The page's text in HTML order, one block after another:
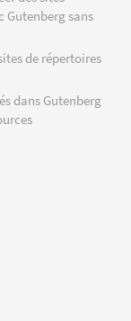
Gutenberg sans
de répertoires
dans Gutenberg